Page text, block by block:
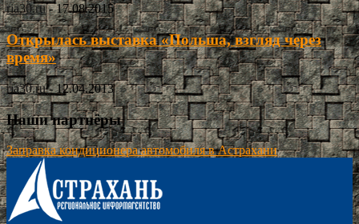
ria30.ru - 17.08.2015
Открылась выставка «Польша, взгляд через
время»
ria30.ru - 12.04.2013
Наши партнёры
Заправка кондиционера автомобиля в Астрахани